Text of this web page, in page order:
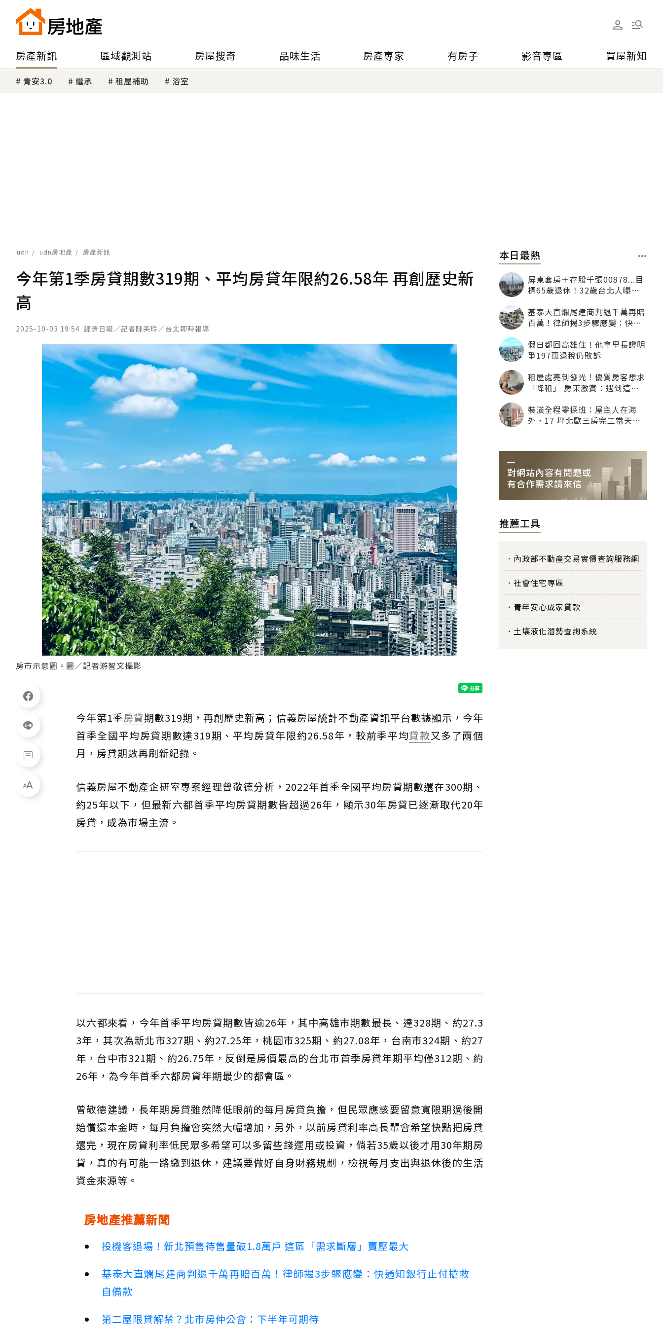
房產新訊 區域觀測站 房屋搜奇 品味生活 房產專家 有房子 影音專區 買屋新知
青安3.0 繼承 租屋補助 浴室
udn udn房地產 房產新訊
今年第1季房貸期數319期、平均房貸年限約26.58年 再創歷史新
高
2025-10-03 19:54 經濟日報／記者陳美玲／台北即時報導
房市示意圖。圖／記者游智文攝影
今年第1季房貸期數319期，再創歷史新高；信義房屋統計不動產資訊平台數據顯示，今年
首季全國平均房貸期數達319期、平均房貸年限約26.58年，較前季平均貸款又多了兩個
月，房貸期數再刷新紀錄。
信義房屋不動產企研室專案經理曾敬德分析，2022年首季全國平均房貸期數還在300期、
約25年以下，但最新六都首季平均房貸期數皆超過26年，顯示30年房貸已逐漸取代20年
房貸，成為市場主流。
以六都來看，今年首季平均房貸期數皆逾26年，其中高雄市期數最長、達328期、約27.3
3年，其次為新北市327期、約27.25年，桃園市325期、約27.08年，台南市324期、約27
年，台中市321期、約26.75年，反倒是房價最高的台北市首季房貸年期平均僅312期、約
26年，為今年首季六都房貸年期最少的都會區。
曾敬德建議，長年期房貸雖然降低眼前的每月房貸負擔，但民眾應該要留意寬限期過後開
始償還本金時，每月負擔會突然大幅增加，另外，以前房貸利率高長輩會希望快點把房貸
還完，現在房貸利率低民眾多希望可以多留些錢運用或投資，倘若35歲以後才用30年期房
貸，真的有可能一路繳到退休，建議要做好自身財務規劃，檢視每月支出與退休後的生活
資金來源等。
房地產推薦新聞
投機客退場！新北預售待售量破1.8萬戶 這區「需求斷層」賣壓最大
基泰大直爛尾建商判退千萬再賠百萬！律師揭3步驟應變：快通知銀行止付搶救
自備款
第二屋限貸解禁？北市房仲公會：下半年可期待
本日最熱
屏東套房＋存股千張00878...目
標65歲退休！32歲台北人曝：
基泰大直爛尾建商判退千萬再賠
百萬！律師揭3步驟應變：快通
假日都回高雄住！他拿里長證明
爭197萬退稅仍敗訴
租屋處亮到發光！優質房客想求
「降租」 房東激賞：遇到這種
裝潢全程零探班：屋主人在海
外，17 坪北歐三房完工當天才
推薦工具
內政部不動產交易實價查詢服務網
社會住宅專區
青年安心成家貸款
土壤液化潛勢查詢系統